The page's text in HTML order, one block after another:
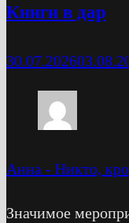
Книги в дар
30.07.2026
Анна - Никто,
Значимое